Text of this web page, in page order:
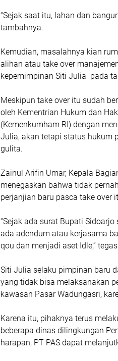
“Sejak saat itu, lahan dan
tambahnya.
Kemudian, masalahnya kian
alihan atau take over
kepemimpinan Siti Julia pada
Meskipun take over itu sudah
oleh Kementrian Hukum dan
(Kemenkumham RI) dengan
Julia, akan tetapi status hukum
gulita.
Zainul Arifin Umar, Kepala
menegaskan bahwa tidak
perjanjian baru pasca take over
“Sejak ada surat Bupati
ada adendum atau kerjasama
qou dan menjadi aset Idle,”
Siti Julia selaku pimpinan baru
yang tidak bisa melaksanakan
kawasan Pasar Wadungasri,
Karena itu, pihaknya terus
beberapa dinas dilingkungan
harapan, PT PAS dapat